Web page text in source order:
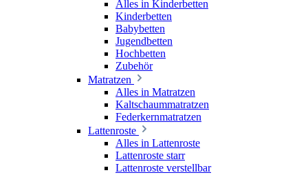
Alles in Kinderbetten
Kinderbetten
Babybetten
Jugendbetten
Hochbetten
Zubehör
Matratzen
Alles in Matratzen
Kaltschaummatratzen
Federkernmatratzen
Lattenroste
Alles in Lattenroste
Lattenroste starr
Lattenroste verstellbar